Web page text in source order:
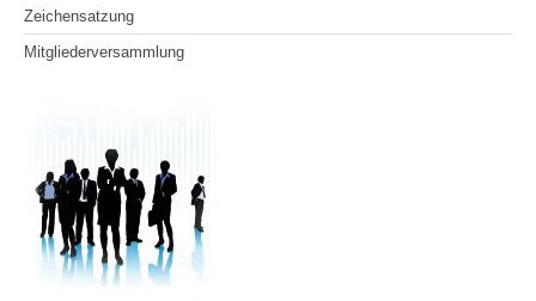
Zeichensatzung
Mitgliederversammlung